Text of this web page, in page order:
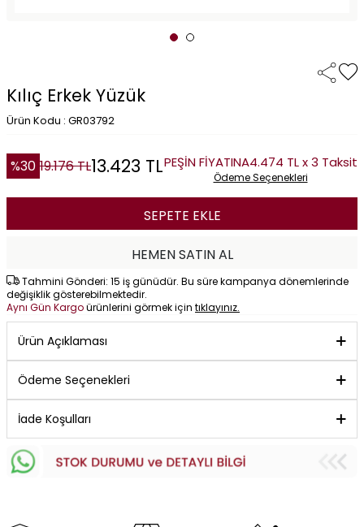
Kılıç Erkek Yüzük
Ürün Kodu : GR03792
%30 19.176TL13.423 TLPEŞİN FİYATINA4.474 TL x 3 Taksit
Ödeme Seçenekleri
SEPETE EKLE
HEMEN SATIN AL
Tahmini Gönderi: 15 iş günüdür. Bu süre kampanya dönemlerinde
değişiklik gösterebilmektedir.
Aynı Gün Kargoürünlerini görmek için tıklayınız.
Ürün Açıklaması
Ödeme Seçenekleri
İade Koşulları